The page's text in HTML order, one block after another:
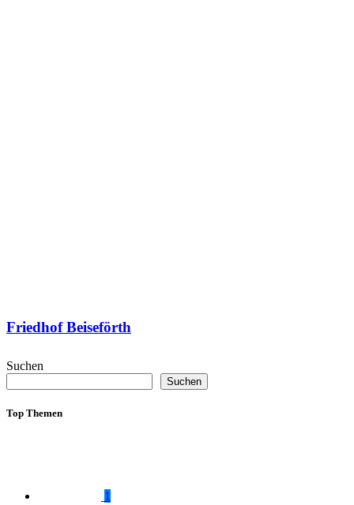
Friedhof Beiseförth
Suchen
Suchen
Top Themen
1